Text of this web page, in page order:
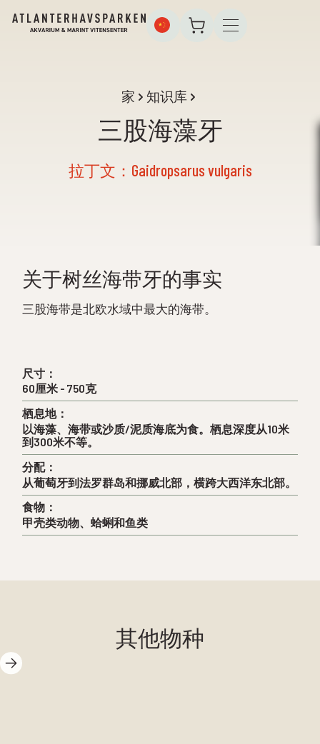
家 知识库
三股海藻牙
拉丁文：Gaidropsarus vulgaris
尺寸：
60厘米 - 750克
栖息地：
以海藻、海带或沙质/泥质海底为食。栖息深度从10米
到300米不等。
分配：
从葡萄牙到法罗群岛和挪威北部，横跨大西洋东北部。
食物：
甲壳类动物、蛤蜊和鱼类
关于树丝海带牙的事实
三股海带是北欧水域中最大的海带。
其他物种